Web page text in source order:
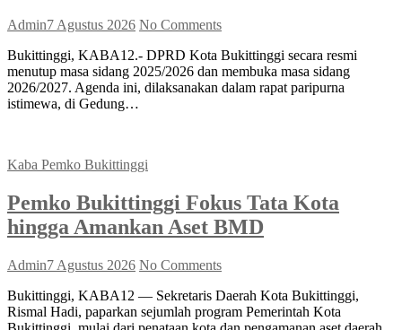
Admin7 Agustus 2026 No Comments
Bukittinggi, KABA12.- DPRD Kota Bukittinggi secara resmi
menutup masa sidang 2025/2026 dan membuka masa sidang
2026/2027. Agenda ini, dilaksanakan dalam rapat paripurna
istimewa, di Gedung…
Kaba Pemko Bukittinggi
Pemko Bukittinggi Fokus Tata Kota
hingga Amankan Aset BMD
Admin7 Agustus 2026 No Comments
Bukittinggi, KABA12 — Sekretaris Daerah Kota Bukittinggi,
Rismal Hadi, paparkan sejumlah program Pemerintah Kota